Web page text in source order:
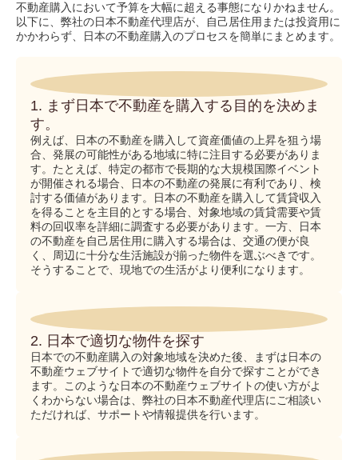
不動産購入において予算を大幅に超える事態になりかねません。
以下に、弊社の日本不動産代理店が、自己居住用または投資用に
かかわらず、日本の不動産購入のプロセスを簡単にまとめます。
1. まず日本で不動産を購入する目的を決めま
す。
例えば、日本の不動産を購入して資産価値の上昇を狙う場
合、発展の可能性がある地域に特に注目する必要がありま
す。たとえば、特定の都市で長期的な大規模国際イベント
が開催される場合、日本の不動産の発展に有利であり、検
討する価値があります。日本の不動産を購入して賃貸収入
を得ることを主目的とする場合、対象地域の賃貸需要や賃
料の回収率を詳細に調査する必要があります。一方、日本
の不動産を自己居住用に購入する場合は、交通の便が良
く、周辺に十分な生活施設が揃った物件を選ぶべきです。
そうすることで、現地での生活がより便利になります。
2. 日本で適切な物件を探す
日本での不動産購入の対象地域を決めた後、まずは日本の
不動産ウェブサイトで適切な物件を自分で探すことができ
ます。このような日本の不動産ウェブサイトの使い方がよ
くわからない場合は、弊社の日本不動産代理店にご相談い
ただければ、サポートや情報提供を行います。